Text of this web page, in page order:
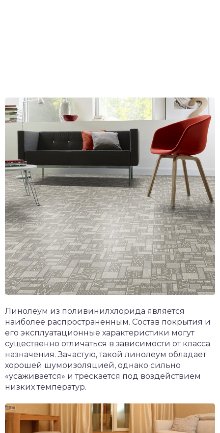
Линолеум из поливинилхлорида является
наиболее распространенным. Состав покрытия и
его эксплуатационные характеристики могут
существенно отличаться в зависимости от класса
назначения. Зачастую, такой линолеум обладает
хорошей шумоизоляцией, однако сильно
«усаживается» и трескается под воздействием
низких температур.